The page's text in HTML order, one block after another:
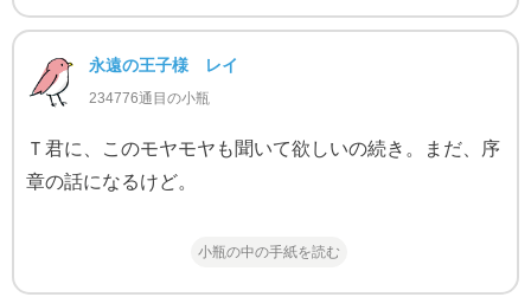
永遠の王子様 レイ
234776通目の小瓶
Ｔ君に、このモヤモヤも聞いて欲しいの続き。まだ、序
章の話になるけど。
小瓶の中の手紙を読む